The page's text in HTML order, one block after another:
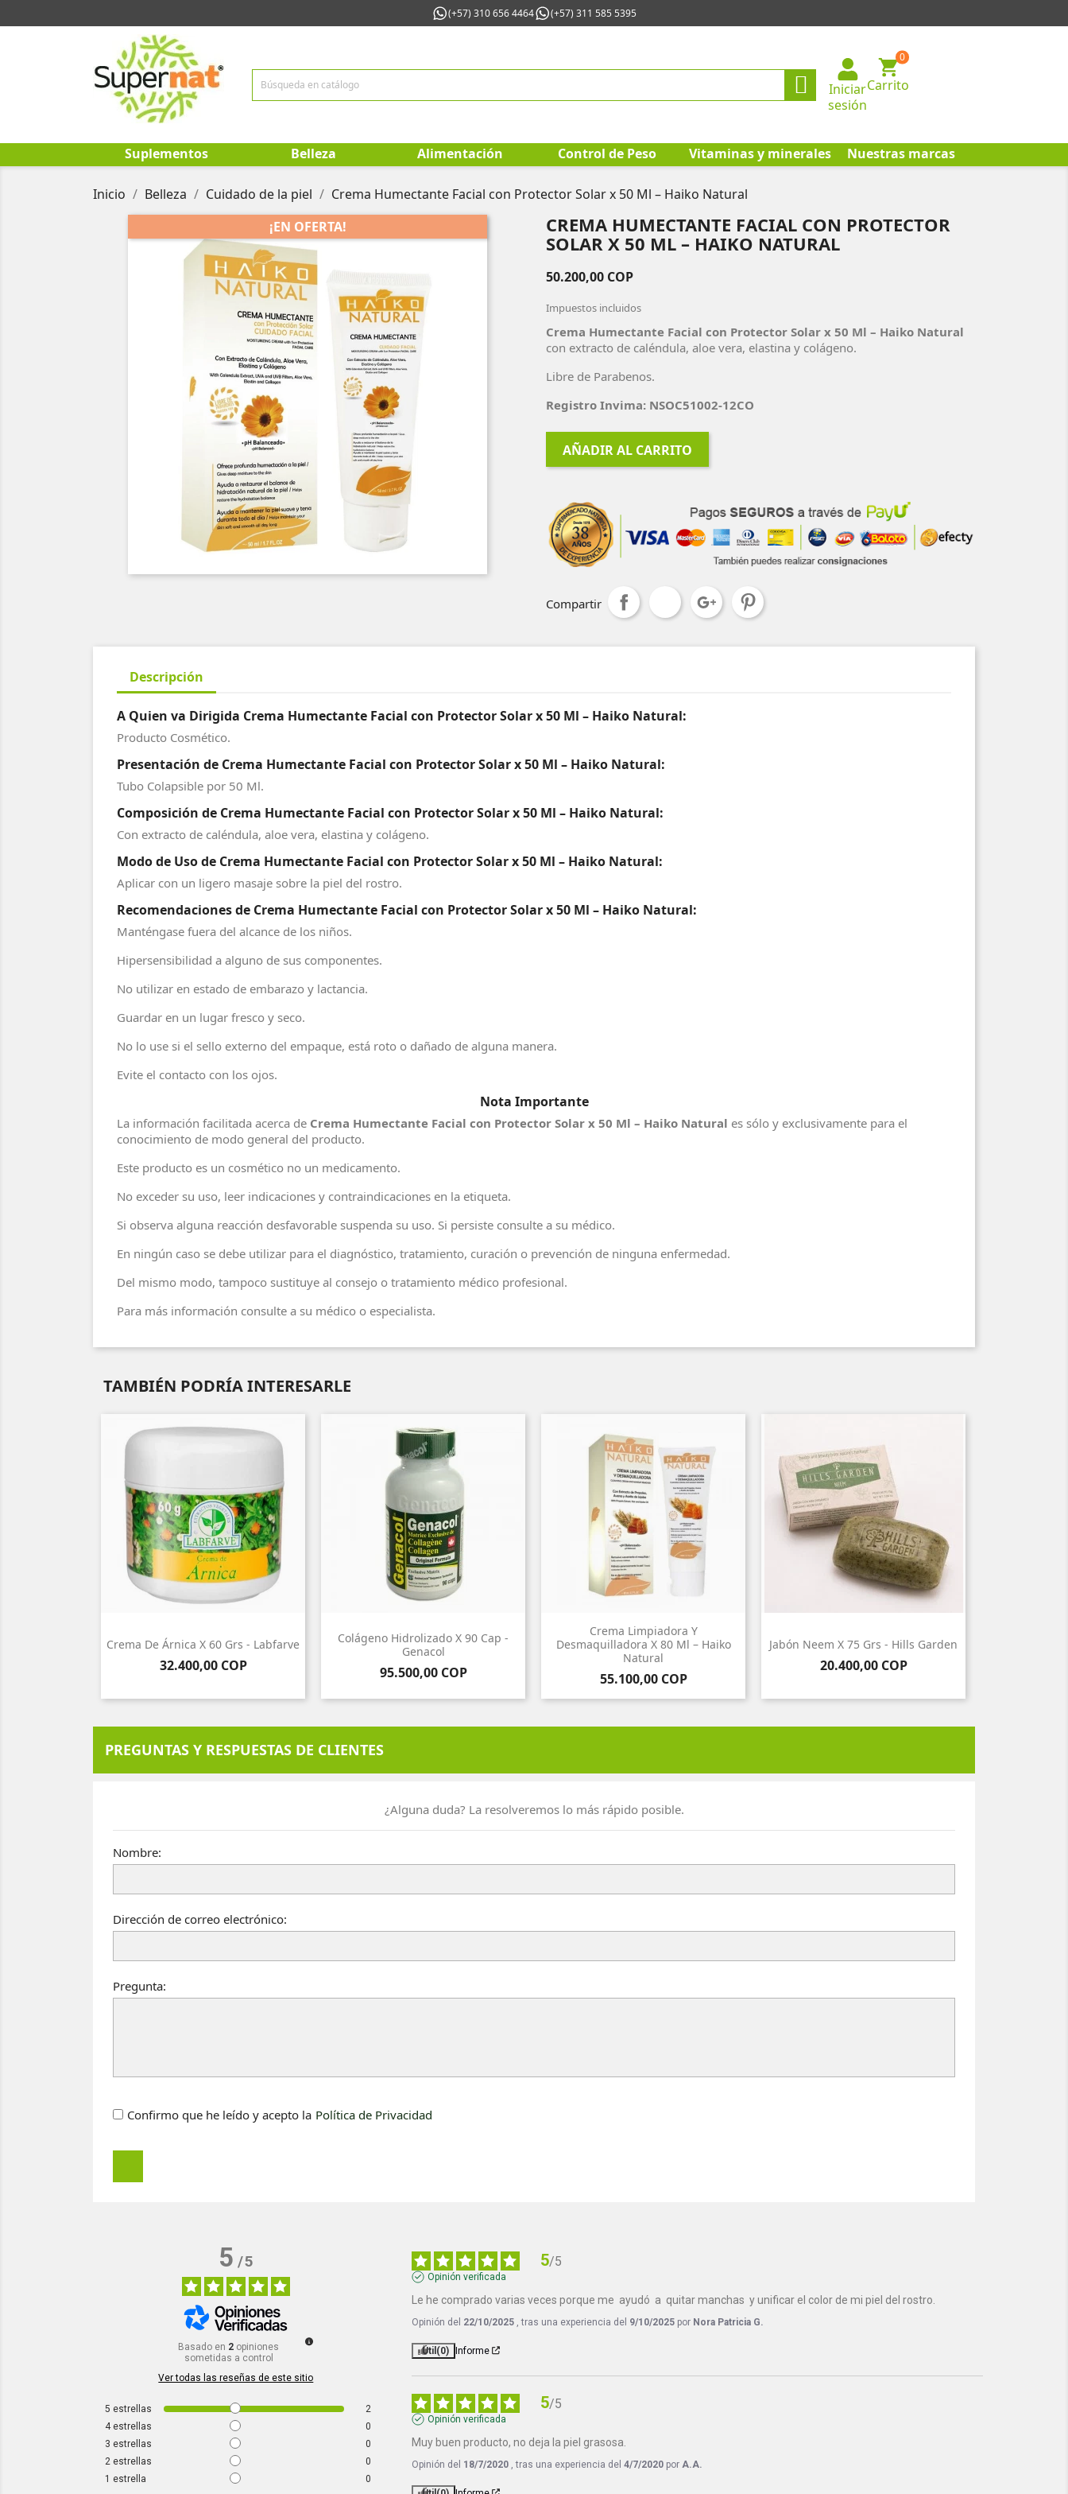
(+57) 310 656 4464 (+57) 311 585 5395

Iniciar
sesión
Carrito
0
Suplementos Belleza Alimentación Control de Peso Vitaminas y minerales Nuestras marcas
Inicio Belleza Cuidado de la piel
Crema Humectante Facial con Protector Solar x 50 Ml – Haiko Natural
¡EN OFERTA!
CREMA HUMECTANTE FACIAL CON PROTECTOR
SOLAR X 50 ML – HAIKO NATURAL
50.200,00 COP
Impuestos incluidos
Crema Humectante Facial con Protector Solar x 50 Ml – Haiko Natural
con extracto de caléndula, aloe vera, elastina y colágeno.
Libre de Parabenos.
Registro Invima: NSOC51002-12CO
AÑADIR AL CARRITO
Compartir
Descripción
A Quien va Dirigida Crema Humectante Facial con Protector Solar x 50 Ml – Haiko Natural:
Producto Cosmético.
Presentación de Crema Humectante Facial con Protector Solar x 50 Ml – Haiko Natural:
Tubo Colapsible por 50 Ml.
Composición de Crema Humectante Facial con Protector Solar x 50 Ml – Haiko Natural:
Con extracto de caléndula, aloe vera, elastina y colágeno.
Modo de Uso de Crema Humectante Facial con Protector Solar x 50 Ml – Haiko Natural:
Aplicar con un ligero masaje sobre la piel del rostro.
Recomendaciones de Crema Humectante Facial con Protector Solar x 50 Ml – Haiko Natural:
Manténgase fuera del alcance de los niños.
Hipersensibilidad a alguno de sus componentes.
No utilizar en estado de embarazo y lactancia.
Guardar en un lugar fresco y seco.
No lo use si el sello externo del empaque, está roto o dañado de alguna manera.
Evite el contacto con los ojos.
Nota Importante
La información facilitada acerca de Crema Humectante Facial con Protector Solar x 50 Ml – Haiko Natural es sólo y exclusivamente para el
conocimiento de modo general del producto.
Este producto es un cosmético no un medicamento.
No exceder su uso, leer indicaciones y contraindicaciones en la etiqueta.
Si observa alguna reacción desfavorable suspenda su uso. Si persiste consulte a su médico.
En ningún caso se debe utilizar para el diagnóstico, tratamiento, curación o prevención de ninguna enfermedad.
Del mismo modo, tampoco sustituye al consejo o tratamiento médico profesional.
Para más información consulte a su médico o especialista.
TAMBIÉN PODRÍA INTERESARLE
Crema De Árnica X 60 Grs - Labfarve
Precio
32.400,00 COP
Colágeno Hidrolizado X 90 Cap -
Genacol
Precio
95.500,00 COP
Crema Limpiadora Y
Desmaquilladora X 80 Ml – Haiko
Natural
Precio
55.100,00 COP
Jabón Neem X 75 Grs - Hills Garden
Precio
20.400,00 COP
PREGUNTAS Y RESPUESTAS DE CLIENTES
¿Alguna duda? La resolveremos lo más rápido posible.
Nombre:
Dirección de correo electrónico:
Pregunta:
Confirmo que he leído y acepto la Política de Privacidad
5/5
Basado en 2 opiniones
sometidas a control
Ver todas las reseñas de este sitio
5 estrellas
2
4 estrellas
0
3 estrellas
0
2 estrellas
0
1 estrella 0
5/5
Opinión verificada
Le he comprado varias veces porque me  ayudó  a  quitar manchas  y unificar el color de mi piel del rostro.
Opinión del 22/10/2025 , tras una experiencia del 9/10/2025 por Nora Patricia G.
Útil (0) Informe
5/5
Opinión verificada
Muy buen producto, no deja la piel grasosa.
Opinión del 18/7/2020 , tras una experiencia del 4/7/2020 por A.A.